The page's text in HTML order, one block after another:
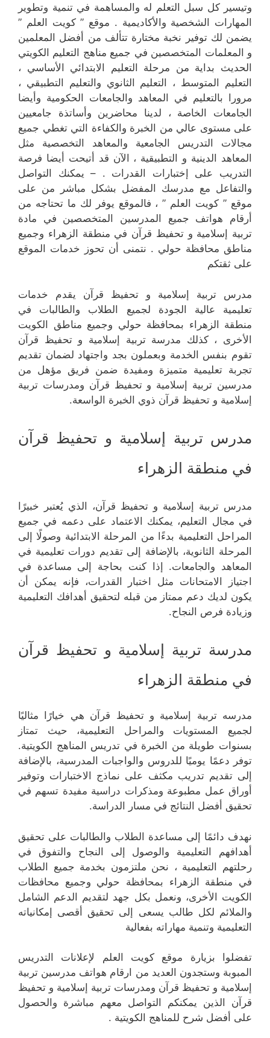
وتيسير كل سبل التعلم له والمساهمة في تنمية وتطوير
المهارات الشخصية والأكاديمية . موقع ” كويت العلم ”
يضمن لك توفير نخبة مختارة تتألف من أفضل المعلمين
و المعلمات المتخصصين في جميع مناهج التعليم الكويتي
الحديث بداية من مرحلة التعليم الابتدائي الأساسي ،
التعليم المتوسط ، التعليم الثانوي والتعليم التطبيقي ،
مرورا بالتعليم في المعاهد والجامعات الحكومية وأيضا
الجامعات الخاصة ، لدينا محاضرين وأساتذة جامعيين
على مستوى عالي من الخبرة والكفاءة التي تغطي جميع
مجالات التدريس الجامعية والمعاهد التخصصية مثل
المعاهد الدينية و التطبيقية ، الآن قد أتيحت أيضا فرصة
التدريب على إختبارات القدرات . – يمكنك التواصل
والتفاعل مع مدرسك المفضل بشكل مباشر من على
موقع ” كويت العلم ” ، فالموقع يوفر لك ما تحتاجه من
أرقام هواتف جميع المدرسين المتخصصين في مادة
تربية إسلامية و تحفيظ قرآن في منطقة الزهراء وجميع
مناطق محافظة حولي . نتمنى أن تحوز خدمات الموقع
على ثقتكم
مدرس تربية إسلامية و تحفيظ قرآن يقدم خدمات
تعليمية عالية الجودة لجميع الطلاب والطالبات في
منطقة الزهراء بمحافظة حولي وجميع مناطق الكويت
الأخرى ، كذلك مدرسة تربية إسلامية و تحفيظ قرآن
تقوم بنفس الخدمة وبعملون بجد واجتهاد لضمان تقديم
تجربة تعليمية متميزة ومفيدة ضمن فريق مؤهل من
مدرسين تربية إسلامية و تحفيظ قرآن ومدرسات تربية
إسلامية و تحفيظ قرآن ذوي الخبرة الواسعة.
مدرس تربية إسلامية و تحفيظ قرآن
في منطقة الزهراء
مدرس تربية إسلامية و تحفيظ قرآن، الذي يُعتبر خبيرًا
في مجال التعليم، يمكنك الاعتماد على دعمه في جميع
المراحل التعليمية بدءًا من المرحلة الابتدائية وصولًا إلى
المرحلة الثانوية، بالإضافة إلى تقديم دورات تعليمية في
المعاهد والجامعات. إذا كنت بحاجة إلى مساعدة في
اجتياز الامتحانات مثل اختبار القدرات، فإنه يمكن أن
يكون لديك دعم ممتاز من قبله لتحقيق أهدافك التعليمية
وزيادة فرص النجاح.
مدرسة تربية إسلامية و تحفيظ قرآن
في منطقة الزهراء
مدرسه تربية إسلامية و تحفيظ قرآن هي خيارًا مثاليًا
لجميع المستويات والمراحل التعليمية، حيث تمتاز
بسنوات طويلة من الخبرة في تدريس المناهج الكويتية.
توفر دعمًا يوميًا للدروس والواجبات المدرسية، بالإضافة
إلى تقديم تدريب مكثف على نماذج الاختبارات وتوفير
أوراق عمل مطبوعة ومذكرات دراسية مفيدة تسهم في
تحقيق أفضل النتائج في مسار الدراسة.
نهدف دائمًا إلى مساعدة الطلاب والطالبات على تحقيق
أهدافهم التعليمية والوصول إلى النجاح والتفوق في
رحلتهم التعليمية ، نحن ملتزمون بخدمة جميع الطلاب
في منطقة الزهراء بمحافظة حولي وجميع محافظات
الكويت الأخرى، ونعمل بكل جهد لتقديم الدعم الشامل
والملائم لكل طالب يسعى إلى تحقيق أقصى إمكانياته
التعليمية وتنمية مهاراته بفعالية
تفضلوا بزيارة موقع كويت العلم لإعلانات التدريس
المبوبة وستجدون العديد من ارقام هواتف مدرسين تربية
إسلامية و تحفيظ قرآن ومدرسات تربية إسلامية و تحفيظ
قرآن الذين يمكنكم التواصل معهم مباشرة والحصول
على أفضل شرح للمناهج الكويتية .